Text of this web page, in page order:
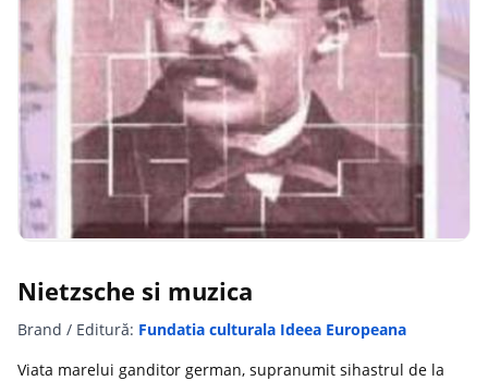
Nietzsche si muzica
Brand / Editură: Fundatia culturala Ideea Europeana
Viata marelui ganditor german, supranumit sihastrul de la